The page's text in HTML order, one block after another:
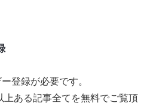
登録が必要です。
上ある記事全てを無料でご覧頂